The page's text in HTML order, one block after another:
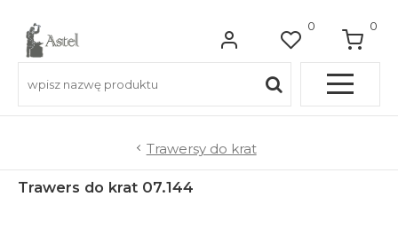
0 0
Do balkonów
Trawersy do krat
Trawers do krat 07.144